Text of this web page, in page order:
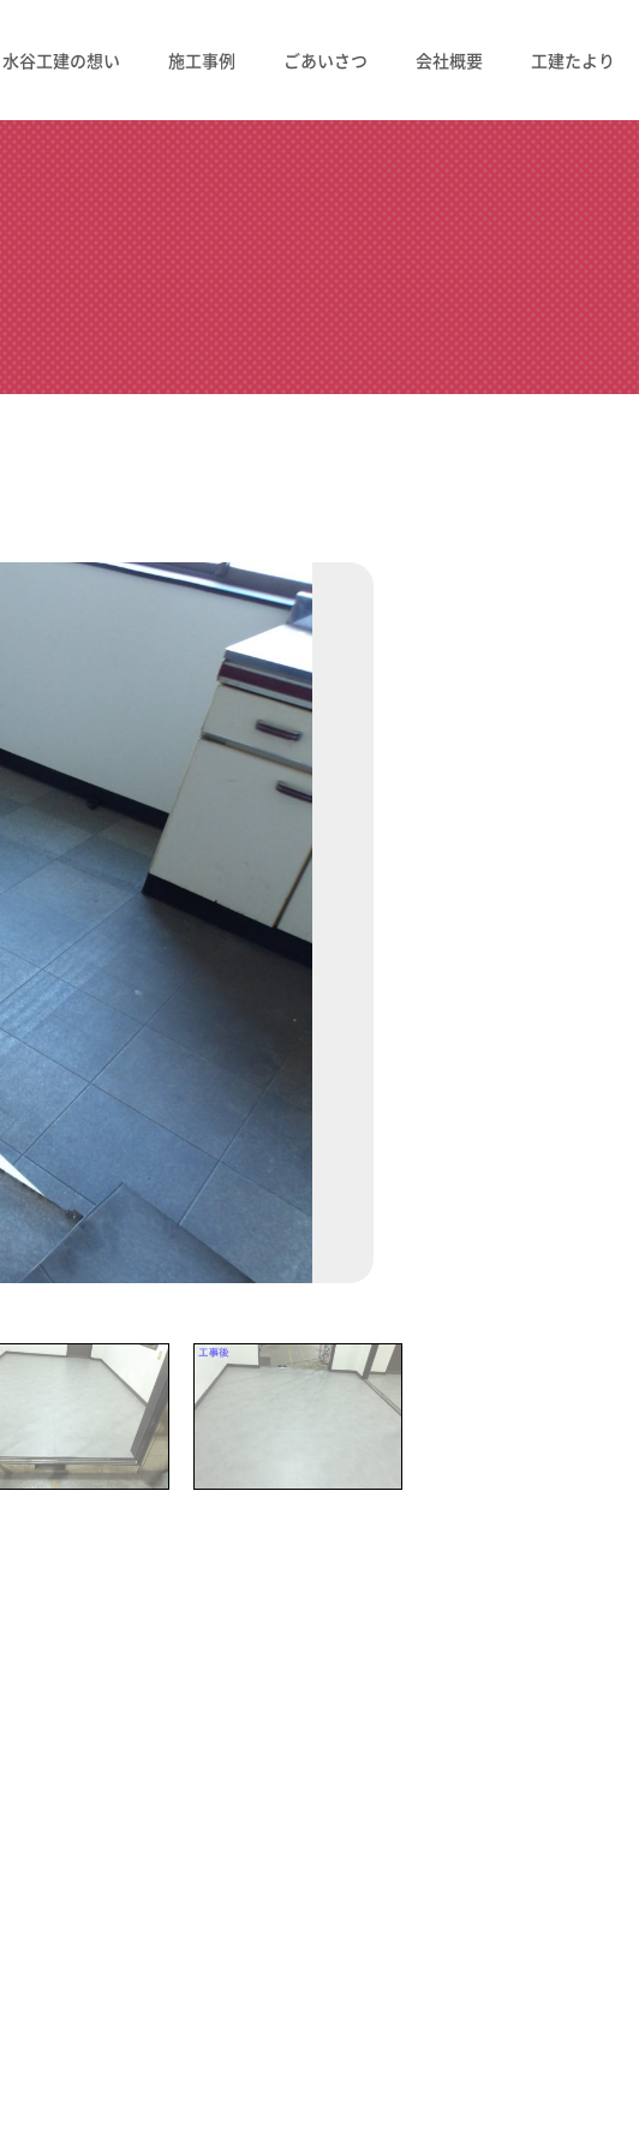
水谷工建の想い 施工事例 ごあいさつ 会社概要 工建たより